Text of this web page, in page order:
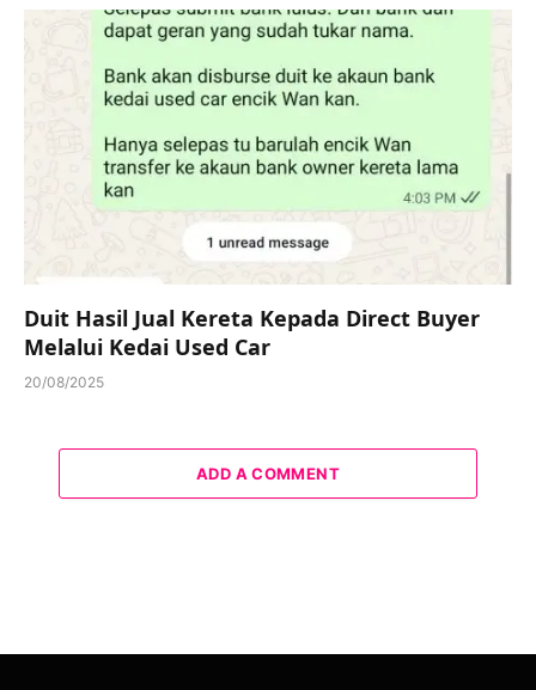
Duit Hasil Jual Kereta Kepada Direct Buyer
Melalui Kedai Used Car
20/08/2025
ADD A COMMENT